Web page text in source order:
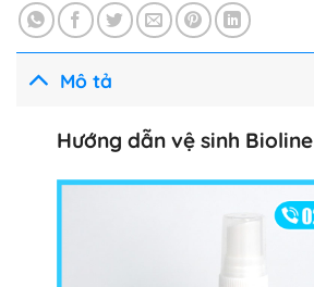
Mô tả
Hướng dẫn vệ sinh Bioline